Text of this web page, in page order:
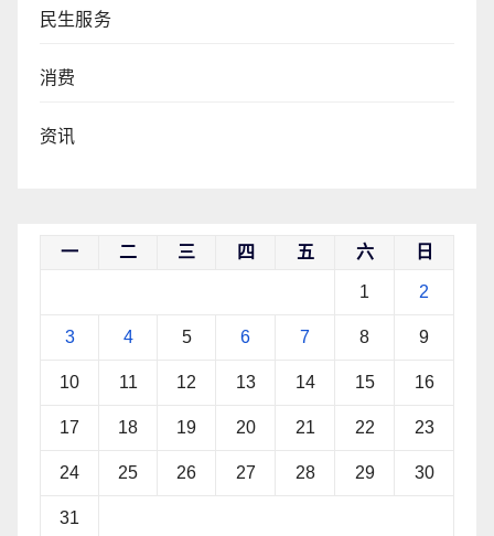
民生服务
消费
资讯
一 二 三 四 五 六 日
1 2
3 4 5 6 7 8 9
10 11 12 13 14 15 16
17 18 19 20 21 22 23
24 25 26 27 28 29 30
31